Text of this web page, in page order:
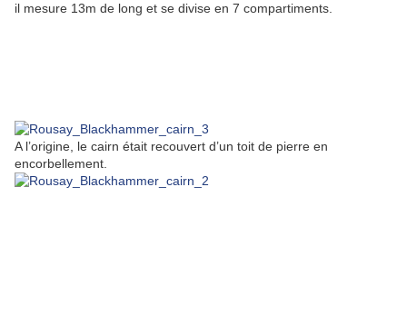
il mesure 13m de long et se divise en 7 compartiments.
A l’origine, le cairn était recouvert d’un toit de pierre en
encorbellement.